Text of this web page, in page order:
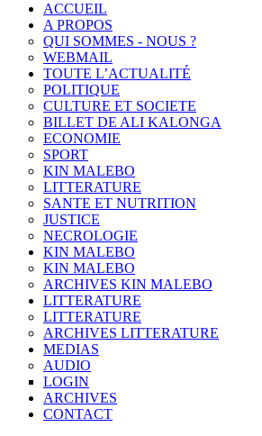
ACCUEIL
A PROPOS
QUI SOMMES - NOUS ?
WEBMAIL
TOUTE L’ACTUALITÉ
POLITIQUE
CULTURE ET SOCIETE
BILLET DE ALI KALONGA
ECONOMIE
SPORT
KIN MALEBO
LITTERATURE
SANTE ET NUTRITION
JUSTICE
NECROLOGIE
KIN MALEBO
KIN MALEBO
ARCHIVES KIN MALEBO
LITTERATURE
LITTERATURE
ARCHIVES LITTERATURE
MEDIAS
AUDIO
LOGIN
ARCHIVES
CONTACT